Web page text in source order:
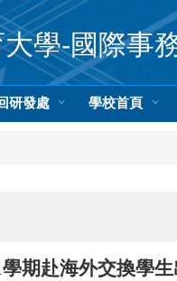
學-國際事
研發處 學校首頁
學期赴海外交換學